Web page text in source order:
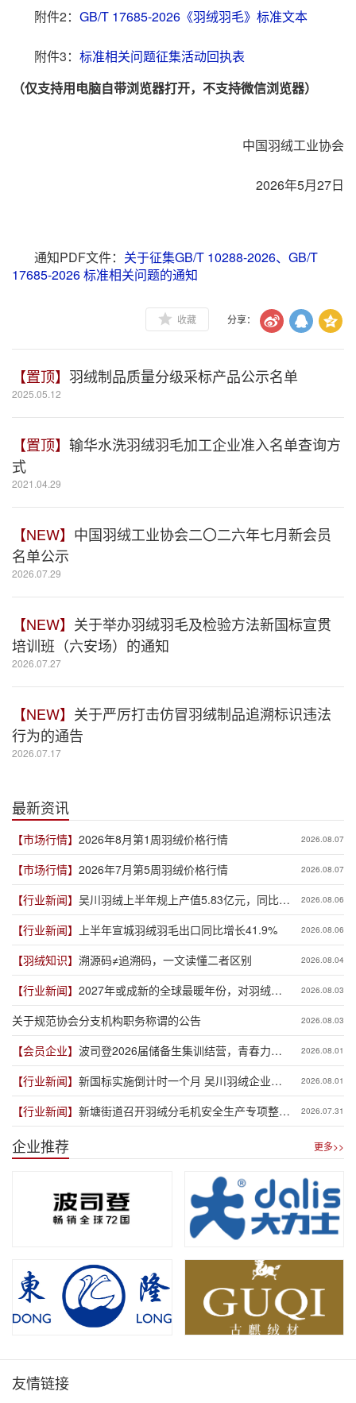
附件2： GB/T 17685-2026《羽绒羽毛》标准文本
附件3： 标准相关问题征集活动回执表
（仅支持用电脑自带浏览器打开，不支持微信浏览器）
中国羽绒工业协会
2026年5月27日
通知PDF文件： 关于征集GB/T 10288-2026、GB/T
17685-2026 标准相关问题的通知
收藏 分享：
【置顶】 羽绒制品质量分级采标产品公示名单
2025.05.12
【置顶】 输华水洗羽绒羽毛加工企业准入名单查询方
式
2021.04.29
【NEW】 中国羽绒工业协会二〇二六年七月新会员
名单公示
2026.07.29
【NEW】 关于举办羽绒羽毛及检验方法新国标宣贯
培训班（六安场）的通知
2026.07.27
【NEW】 关于严厉打击仿冒羽绒制品追溯标识违法
行为的通告
2026.07.17
最新资讯
【市场行情】 2026年8月第1周羽绒价格行情 2026.08.07
【市场行情】 2026年7月第5周羽绒价格行情 2026.08.07
【行业新闻】 吴川羽绒上半年规上产值5.83亿元，同比增
长19.3%
2026.08.06
【行业新闻】 上半年宣城羽绒羽毛出口同比增长41.9% 2026.08.06
【羽绒知识】 溯源码≠追溯码，一文读懂二者区别 2026.08.04
【行业新闻】 2027年或成新的全球最暖年份，对羽绒产
业有何影响？
2026.08.03
关于规范协会分支机构职务称谓的公告 2026.08.03
【会员企业】 波司登2026届储备生集训结营，青春力量
赋能品牌新程
2026.08.01
【行业新闻】 新国标实施倒计时一个月 吴川羽绒企业集
体“抢跑”新规
2026.08.01
【行业新闻】 新塘街道召开羽绒分毛机安全生产专项整治
推进会
2026.07.31
企业推荐 更多>>
友情链接